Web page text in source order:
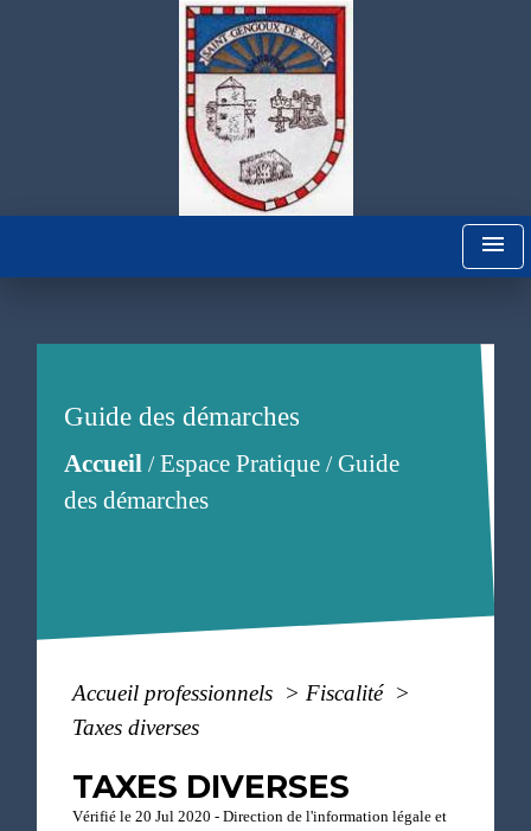
menu
Guide des démarches
Accueil/Espace Pratique/Guide
des démarches
Accueil professionnels > Fiscalité >
Taxes diverses
TAXES DIVERSES
Vérifié le 20 Jul 2020 - Direction de l'information légale et